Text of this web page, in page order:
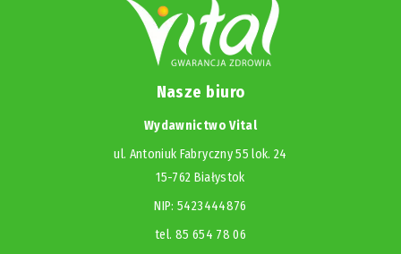
Nasze biuro
Wydawnictwo Vital
ul. Antoniuk Fabryczny 55 lok. 24
15-762 Białystok
NIP: 5423444876
tel. 85 654 78 06